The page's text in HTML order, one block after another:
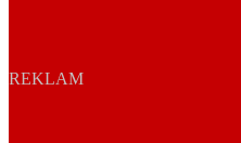
REKLAM